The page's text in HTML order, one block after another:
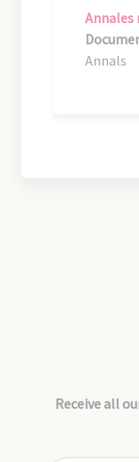
Annales
Annals
Receive all